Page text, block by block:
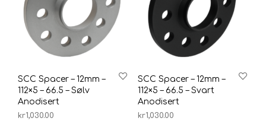
SCC Spacer – 12mm –
112×5 – 66.5 – Sølv
Anodisert
kr1,030.00
SCC Spacer – 12mm –
112×5 – 66.5 – Svart
Anodisert
kr1,030.00